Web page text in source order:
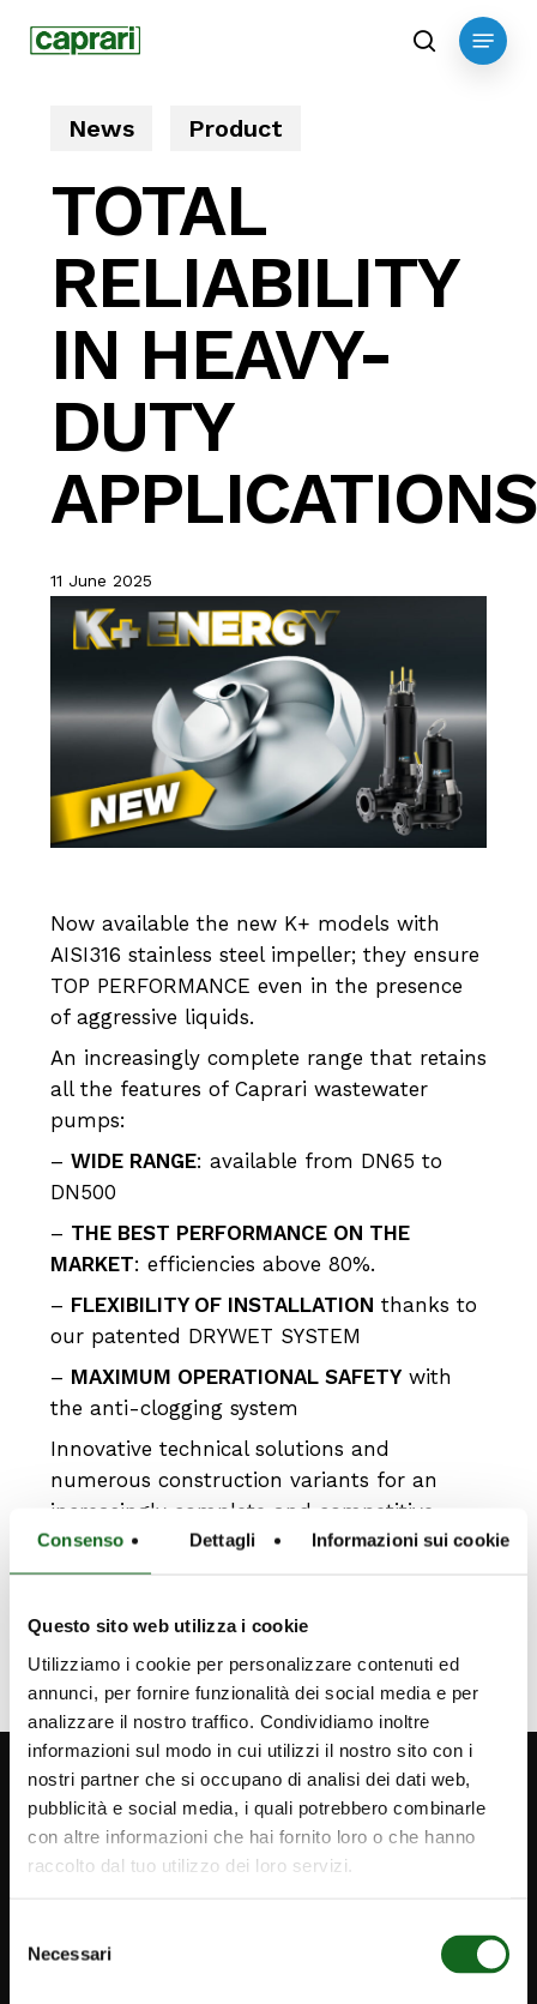
Consenso Dettagli Informazioni sui cookie
Questo sito web utilizza i cookie
Utilizziamo i cookie per personalizzare contenuti ed
annunci, per fornire funzionalità dei social media e per
analizzare il nostro traffico. Condividiamo inoltre
informazioni sul modo in cui utilizzi il nostro sito con i
nostri partner che si occupano di analisi dei dati web,
pubblicità e social media, i quali potrebbero combinarle
con altre informazioni che hai fornito loro o che hanno
raccolto dal tuo utilizzo dei loro servizi.
delNecessari
search
Menu
News Product
TOTAL
RELIABILITY
IN HEAVY-
DUTY
APPLICATIONS
11 June 2025
Now available the new K+ models with
AISI316 stainless steel impeller; they ensure
TOP PERFORMANCE even in the presence
of aggressive liquids.
An increasingly complete range that retains
all the features of Caprari wastewater
pumps:
– WIDE RANGE: available from DN65 to
DN500
– THE BEST PERFORMANCE ON THE
MARKET: efficiencies above 80%.
– FLEXIBILITY OF INSTALLATION thanks to
our patented DRYWET SYSTEM
– MAXIMUM OPERATIONAL SAFETYwith
the anti-clogging system
Innovative technical solutions and
numerous construction variants for an
increasingly complete and competitive
range of submersible electric pumps.
FOLLOW US